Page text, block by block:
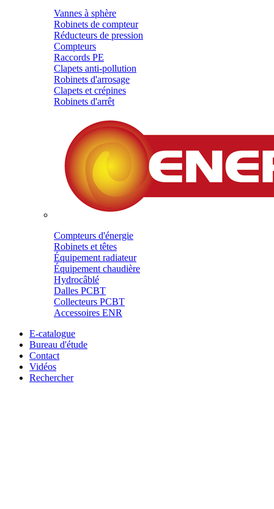
Vannes à sphère
Robinets de compteur
Réducteurs de pression
Compteurs
Raccords PE
Clapets anti-pollution
Robinets d'arrosage
Clapets et crépines
Robinets d'arrêt
Compteurs d'énergie
Robinets et têtes
Équipement radiateur
Équipement chaudière
Hydrocâblé
Dalles PCBT
Collecteurs PCBT
Accessoires ENR
E-catalogue
Bureau d'étude
Contact
Vidéos
Rechercher